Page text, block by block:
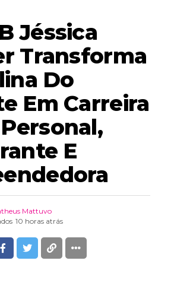
Jéssica
Transforma
Do
Em Carreira
E
Mattuvo
10 horas atrás